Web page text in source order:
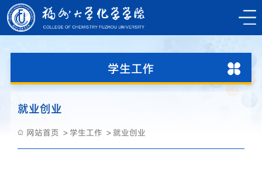
学生工作
就业创业
网站首页 学生工作 就业创业